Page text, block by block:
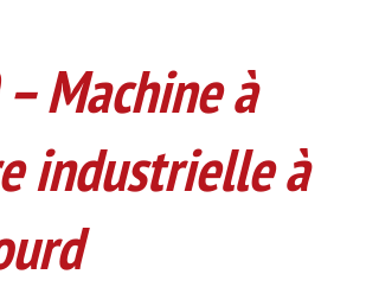
Machine à
industrielle à